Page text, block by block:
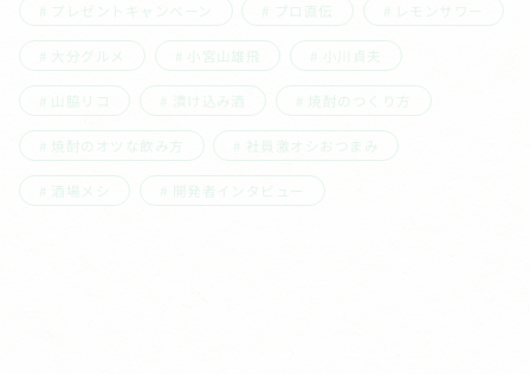
プレゼントキャンペーン プロ直伝 レモンサワー
大分グルメ 小宮山雄飛 小川貞夫
山脇リコ 漬け込み酒 焼酎のつくり方
焼酎のオツな飲み方 社員激オシおつまみ
酒場メシ 開発者インタビュー